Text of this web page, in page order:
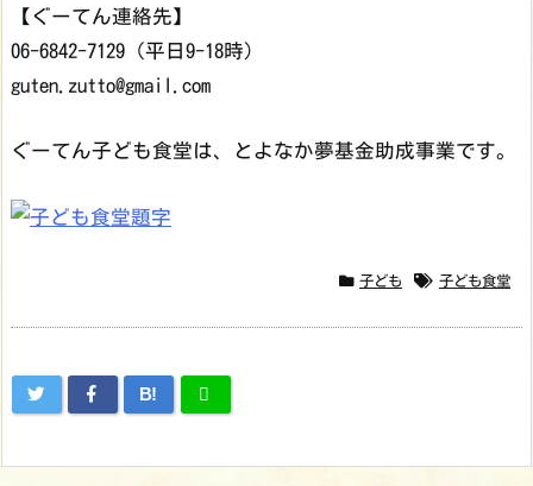
【ぐーてん連絡先】
06-6842-7129（平日9-18時）
guten.zutto@gmail.com
ぐーてん子ども食堂は、とよなか夢基金助成事業です。
子ども 子ども食堂
B!